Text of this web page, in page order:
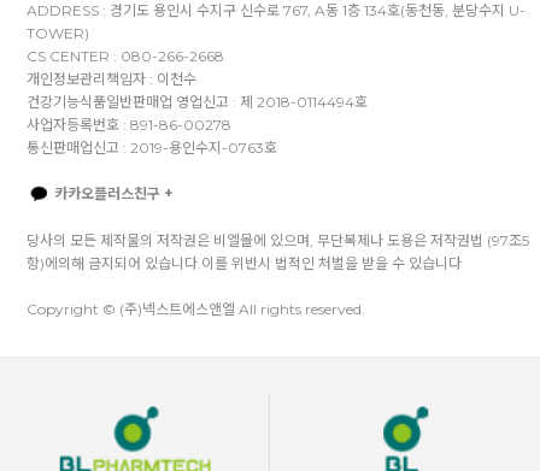
ADDRESS : 경기도 용인시 수지구 신수로 767, A동 1층 134호(동천동, 분당수지 U-
TOWER)
CS CENTER : 080-266-2668
개인정보관리책임자 : 이천수
건강기능식품일반판매업 영업신고 : 제 2018-0114494호
사업자등록번호 : 891-86-00278
통신판매업신고 : 2019-용인수지-0763호
카카오플러스친구 +
당사의 모든 제작물의 저작권은 비엘몰에 있으며, 무단복제나 도용은 저작권법 (97조5
항)에의해 금지되어 있습니다.이를 위반시 법적인 처벌을 받을 수 있습니다
Copyright © (주)넥스트에스앤엘 All rights reserved.